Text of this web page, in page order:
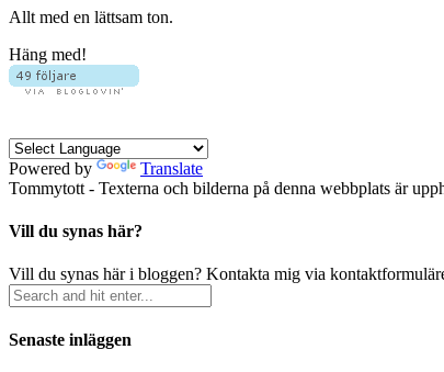
Allt med en lättsam ton.
Häng med!
Powered by
Translate
Tommytott - Texterna och bilderna på denna webbplats är
Vill du synas här?
Vill du synas här i bloggen? Kontakta mig via
Senaste inläggen